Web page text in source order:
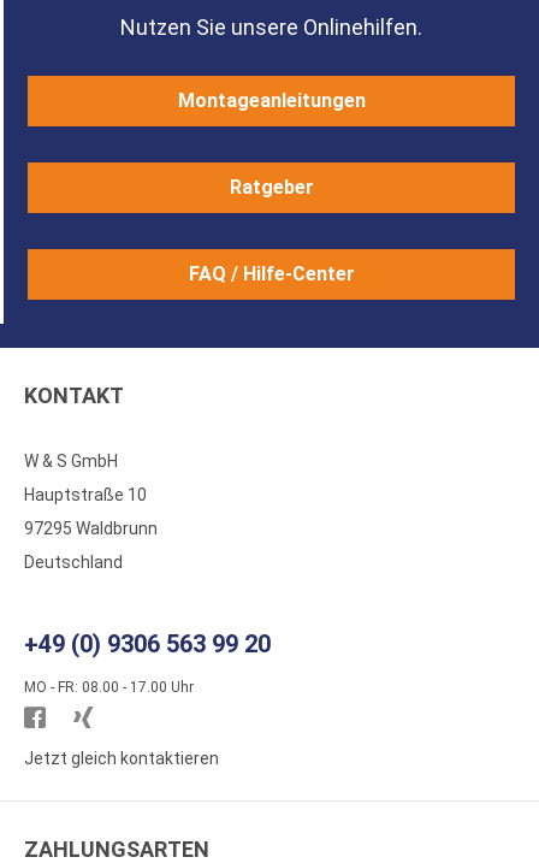
Nutzen Sie unsere Onlinehilfen.
Montageanleitungen
Ratgeber
FAQ / Hilfe-Center
KONTAKT
W & S GmbH
Hauptstraße 10
97295 Waldbrunn
Deutschland
+49 (0) 9306 563 99 20
MO - FR: 08.00 - 17.00 Uhr
Besuchen
Sie
auf
Sie
auf
Jetzt gleich kontaktieren
ZAHLUNGSARTEN